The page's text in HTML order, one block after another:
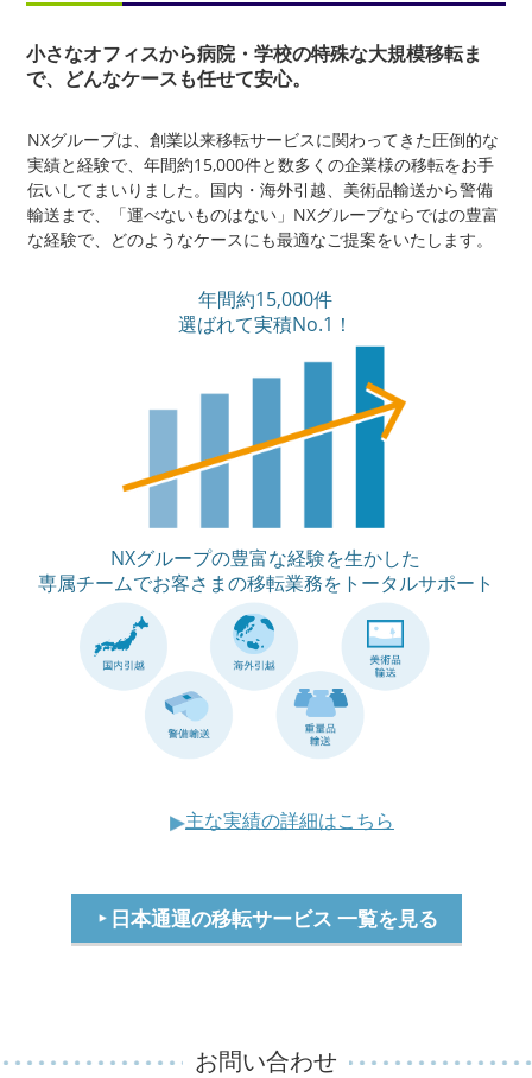
小さなオフィスから病院・学校の特殊な大規模移転ま
で、どんなケースも任せて安心。
NXグループは、創業以来移転サービスに関わってきた圧倒的な
実績と経験で、年間約15,000件と数多くの企業様の移転をお手
伝いしてまいりました。国内・海外引越、美術品輸送から警備
輸送まで、「運べないものはない」NXグループならではの豊富
な経験で、どのようなケースにも最適なご提案をいたします。
年間約15,000件
選ばれて実積No.1！
NXグループの豊富な経験を生かした
専属チームでお客さまの移転業務をトータルサポート
主な実績の詳細はこちら
日本通運の移転サービス 一覧を見る
お問い合わせ